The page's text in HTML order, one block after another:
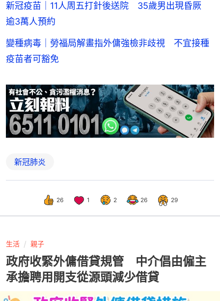
新冠疫苗｜11人周五打針後送院 35歲男出現昏厥
逾3萬人預約
變種病毒｜勞福局解畫指外傭強檢非歧視 不宜接種
疫苗者可豁免
新冠肺炎
26 1 2 26 29
生活 親子
政府收緊外傭借貸規管 中介倡由僱主
承擔聘用開支從源頭減少借貸